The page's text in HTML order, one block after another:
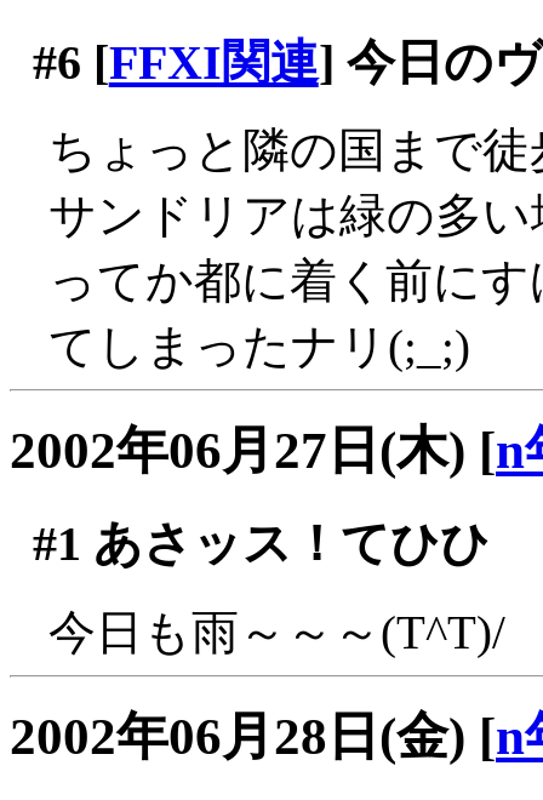
#6 [FFXI関連] 今日の
ちょっと隣の国まで
サンドリアは緑の多
ってか都に着く前に
てしまったナリ(;_;)
2002年06月27日(木) [n
#1 あさッス！てひひ
今日も雨～～～(T^T)/
2002年06月28日(金) [n